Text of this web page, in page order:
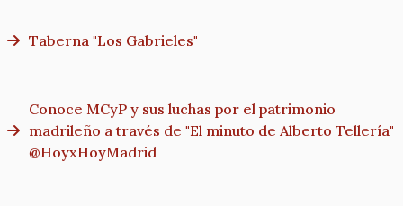
Taberna "Los Gabrieles"
Conoce MCyP y sus luchas por el patrimonio
madrileño a través de "El minuto de Alberto Tellería"
@HoyxHoyMadrid